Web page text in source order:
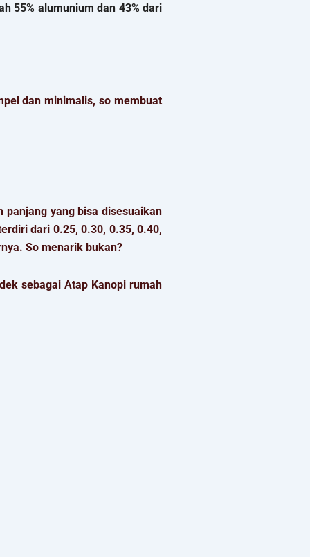
55% alumunium dan 43% dari
dan minimalis, so membuat
panjang yang bisa disesuaikan
dari 0.25, 0.30, 0.35, 0.40,
So menarik bukan?
sebagai Atap Kanopi rumah